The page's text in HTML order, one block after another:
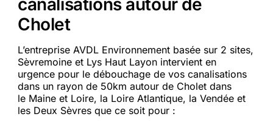
canalisations autour de
Cholet
L’entreprise AVDL Environnement basée sur 2 sites,
Sèvremoine et Lys Haut Layon intervient en
urgence pour le débouchage de vos canalisations
dans un rayon de 50km autour de Cholet dans
le Maine et Loire, la Loire Atlantique, la Vendée et
les Deux Sèvres que ce soit pour :